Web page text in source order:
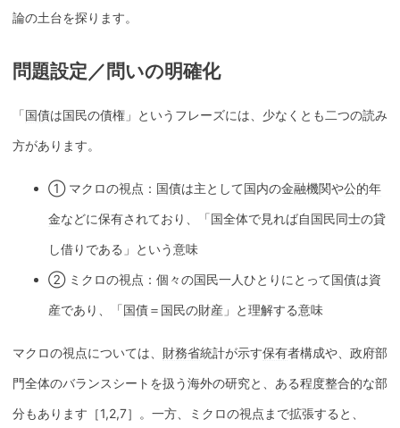
論の土台を探ります。
問題設定／問いの明確化
「国債は国民の債権」というフレーズには、少なくとも二つの読み
方があります。
① マクロの視点： 国債は主として国内の金融機関や公的年
金などに保有されており、「国全体で見れば自国民同士の貸
し借りである」という意味
② ミクロの視点：個々の国民一人ひとりにとって国債は資
産であり、「国債＝国民の財産」と理解する意味
マクロの視点については、 財務省統計が示す保有者構成や、政府部
門全体のバランスシートを扱う海外の研究と、ある程度整合的な部
分もあります［1,2,7］。一方、ミクロの視点まで拡張すると、